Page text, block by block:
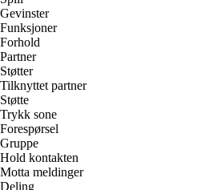
Gevinster
Funksjoner
Forhold
Partner
Støtter
Tilknyttet partner
Støtte
Trykk sone
Forespørsel
Gruppe
Hold kontakten
Motta meldinger
Deling